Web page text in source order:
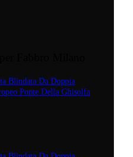
Blindata Da Doppia
Ponte Della Ghisolfa